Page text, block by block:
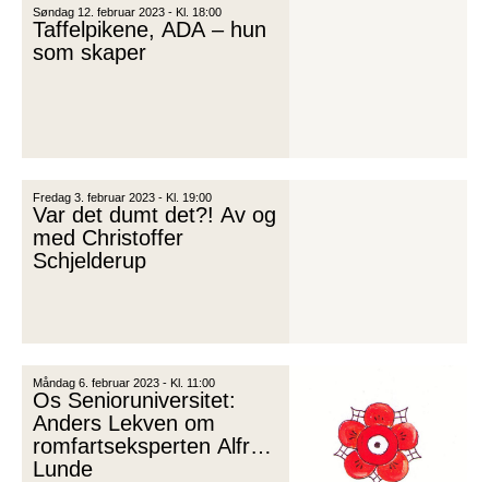
Søndag 12. februar 2023 - Kl. 18:00
Taffelpikene, ADA – hun
som skaper
Fredag 3. februar 2023 - Kl. 19:00
Var det dumt det?! Av og
med Christoffer
Schjelderup
Måndag 6. februar 2023 - Kl. 11:00
Os Senioruniversitet:
Anders Lekven om
romfartseksperten Alfred
Lunde